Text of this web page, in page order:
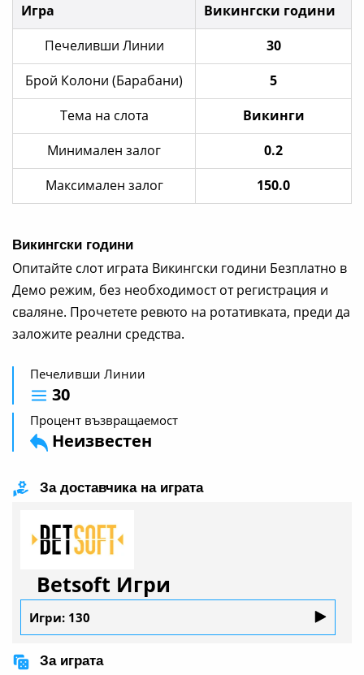
Игра
Викингски години
Печеливши Линии
30
Брой Колони (Барабани)
5
Тема на слота
Викинги
Минимален залог
0.2
Максимален залог
150.0
Викингски години
Опитайте слот играта Викингски години Безплатно в
Демо режим, без необходимост от регистрация и
сваляне. Прочетете ревюто на ротативката, преди да
заложите реални средства.
Печеливши Линии
30
Процент възвращаемост
Неизвестен
За доставчика на играта
Betsoft Игри
Игри: 130
За играта